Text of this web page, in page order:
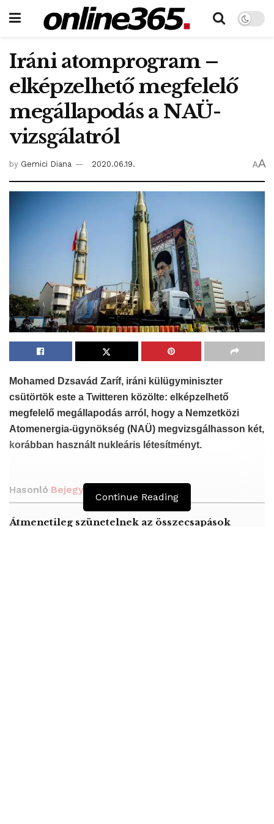
Iráni atomprogram –
elképzelhető megfelelő
megállapodás a NAÜ-
vizsgálatról
by Gemici Diana 2020.06.19. AA
Mohamed Dzsavád Zaríf, iráni külügyminiszter
csütörtök este a Twitteren közölte: elképzelhető
megfelelő megállapodás arról, hogy a Nemzetközi
Atomenergia-ügynökség (NAÜ) megvizsgálhasson két,
korábban használt nukleáris létesítményt.
Hasonló Bejegyzések
Átmenetileg szünetelnek az összecsapások
Continue Reading